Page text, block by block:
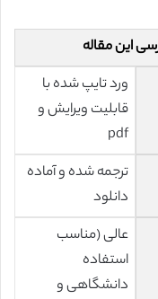
این مقاله
ورد تایپ شده با
قابلیت ویرایش و
pdf
ترجمه شده و آماده
دانلود
عالی (مناسب
استفاده
دانشگاهی و